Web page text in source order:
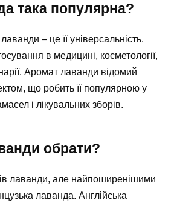
така популярна?
– це її універсальність.
в медицині, косметології,
Аромат лаванди відомий
що робить її популярною у
і лікувальних зборів.
обрати?
лаванди, але найпоширенішими
лаванда. Англійська